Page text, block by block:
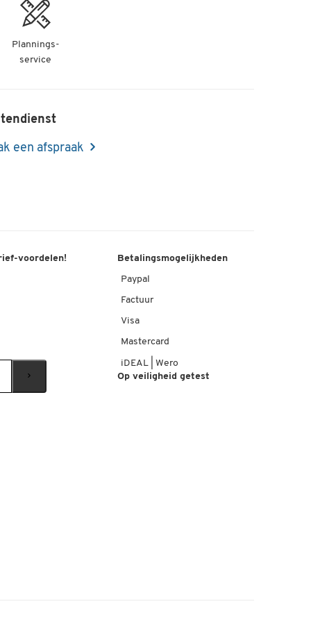
Plannings-
service
een afspraak
voordelen! Betalingsmogelijkheden
Paypal
Factuur
Visa
Mastercard
iDEAL | Wero
Op veiligheid getest